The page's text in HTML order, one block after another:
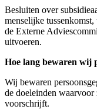
Besluiten over
menselijke
de Externe
uitvoeren.
Hoe lang bewaren wij
Wij bewaren
de doeleinden
voorschrijft.